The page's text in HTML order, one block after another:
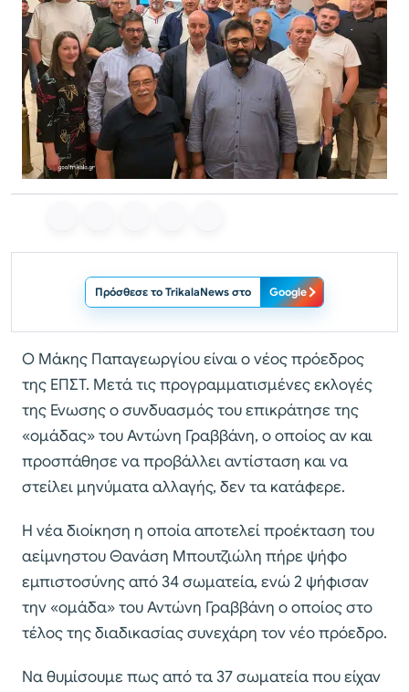
Πρόσθεσε το TrikalaNews στο Google
Ο Μάκης Παπαγεωργίου είναι ο νέος πρόεδρος
της ΕΠΣΤ. Μετά τις προγραμματισμένες εκλογές
της Ενωσης ο συνδυασμός του επικράτησε της
«ομάδας» του Αντώνη Γραββάνη, ο οποίος αν και
προσπάθησε να προβάλλει αντίσταση και να
στείλει μηνύματα αλλαγής, δεν τα κατάφερε.
Η νέα διοίκηση η οποία αποτελεί προέκταση του
αείμνηστου Θανάση Μπουτζιώλη πήρε ψήφο
εμπιστοσύνης από 34 σωματεία, ενώ 2 ψήφισαν
την «ομάδα» του Αντώνη Γραββάνη ο οποίος στο
τέλος της διαδικασίας συνεχάρη τον νέο πρόεδρο.
Να θυμίσουμε πως από τα 37 σωματεία που είχαν